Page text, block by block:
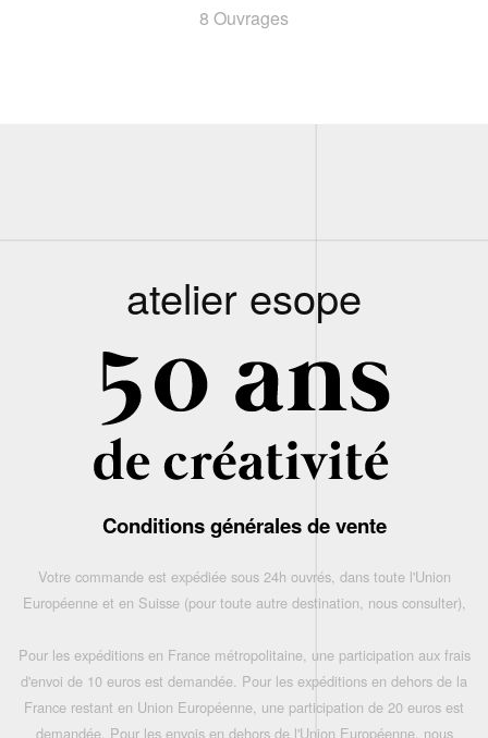
8 Ouvrages
atelier esope
Conditions générales de vente
Votre commande est expédiée sous 24h ouvrés, dans toute l'Union
Européenne et en Suisse (pour toute autre destination, nous consulter),
Pour les expéditions en France métropolitaine, une participation aux frais
d'envoi de 10 euros est demandée. Pour les expéditions en dehors de la
France restant en Union Européenne, une participation de 20 euros est
demandée. Pour les envois en dehors de l'Union Européenne, nous